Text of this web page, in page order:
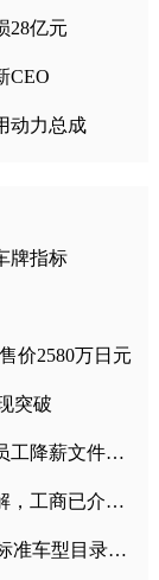
28亿元
CEO
动力总成
牌指标
价2580万日元
突破
首个宣布降薪的大型车企，上汽集团旗下员工降薪文件曝光
奔驰漏油事件最新进展：双方私下达成和解，工商已介入调查
“国六排放标准”7月1号正式实施 符合国六标准车型目录一览